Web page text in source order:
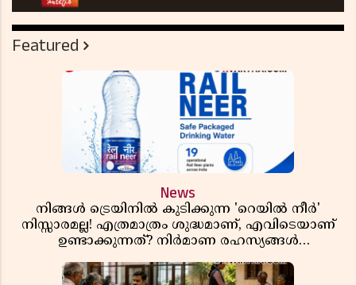
Featured
News
നിങ്ങൾ ട്രെയിനിൽ കുടിക്കുന്ന 'റെയിൽ നീർ'
നിസ്സാരമല്ല! എത്രമാത്രം ശുദ്ധമാണ്, എവിടെയാണ്
ഉണ്ടാക്കുന്നത്? നിർമാണ രഹസ്യങ്ങൾ